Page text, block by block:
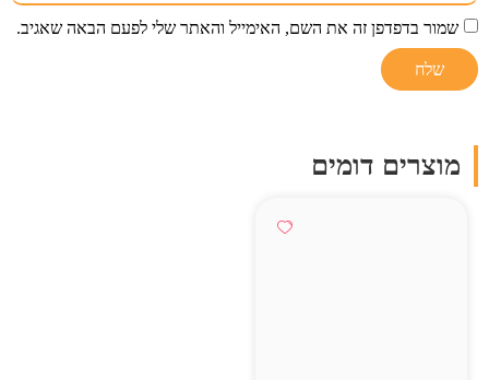
שמור בדפדפן זה את השם, האימייל והאתר שלי לפעם הבאה שאגיב.
מוצרים דומים